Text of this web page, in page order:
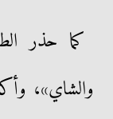
كما حذر
والشاي»،